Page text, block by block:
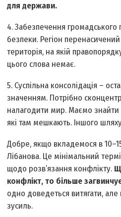
для держави.
4. Забезпечення громадського
безпеки. Регіон
територія, на якій
цього слова немає.
5. Суспільна консолідація –
значенням. Потрібно
налагодити мир. Маємо
які там мешкають. Іншого
Добре, якщо вкладемося в
Лібанова. Це мінімальний
щодо розв’язання конфлікту.
конфлікт, то більше
одно доведеться витягати,
зусиль.